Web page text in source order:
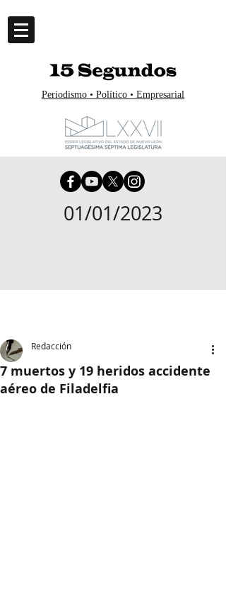
Periodismo • Político • Empresarial
01/01/2023
7 muertos y 19 heridos accidente
aéreo de Filadelfia
Redacción